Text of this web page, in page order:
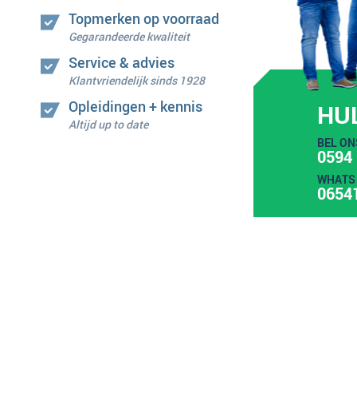
Topmerken op voorraad
Gegarandeerde kwaliteit
Service & advies
Klantvriendelijk sinds 1928
Opleidingen + kennis
Altijd up to date
BEL
0594
WHATS